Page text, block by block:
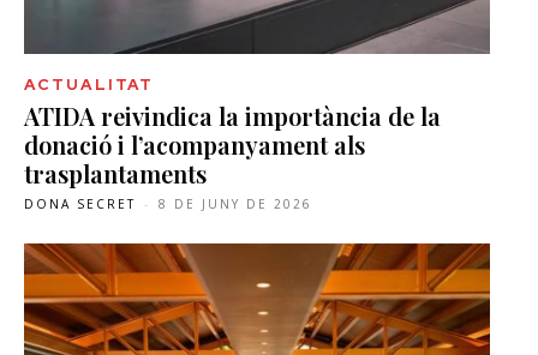
ACTUALITAT
ATIDA reivindica la importància de la
donació i l’acompanyament als
trasplantaments
DONA SECRET - 8 DE JUNY DE 2026